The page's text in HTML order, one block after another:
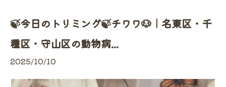
🍃今日のトリミング🍃チワワ🐶｜名東区・千
種区・守山区の動物病...
2025/10/10